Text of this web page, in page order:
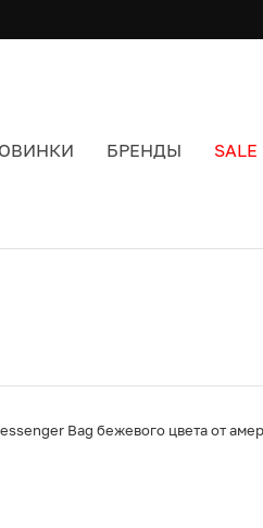
БРЕНДЫ SALE
Bag бежевого цвета от